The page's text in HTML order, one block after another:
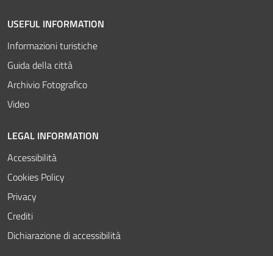
USEFUL INFORMATION
Informazioni turistiche
Guida della città
Archivio Fotografico
Video
LEGAL INFORMATION
Accessibilità
Cookies Policy
Privacy
Crediti
Dichiarazione di accessibilità